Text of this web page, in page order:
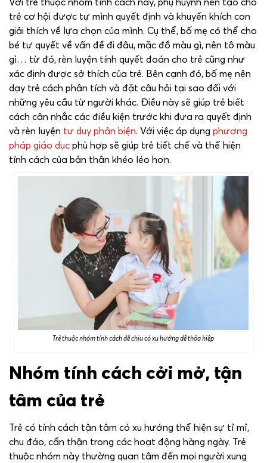
trẻ cơ hội được tự mình quyết định và khuyến khích con
giải thích về lựa chọn của mình. Cụ thể, bố mẹ có thể cho
bé tự quyết về vấn đề đi đâu, mặc đồ màu gì, nên tô màu
gì… từ đó, rèn luyện tính quyết đoán cho trẻ cũng như
xác định được sở thích của trẻ. Bên cạnh đó, bố mẹ nên
dạy trẻ cách phân tích và đặt câu hỏi tại sao đối với
những yêu cầu từ người khác. Điều này sẽ giúp trẻ biết
cách cân nhắc các điều kiện trước khi đưa ra quyết định
và rèn luyện tư duy phản biện. Với việc áp dụng phương
pháp giáo dục phù hợp sẽ giúp trẻ tiết chế và thể hiện
tính cách của bản thân khéo léo hơn.
Trẻ thuộc nhóm tính cách dễ chịu có xu hướng dễ thỏa hiệp
Nhóm tính cách cởi mở, tận
tâm của trẻ
Trẻ có tính cách tận tâm có xu hướng thể hiện sự tỉ mỉ,
chu đáo, cẩn thận trong các hoạt động hàng ngày. Trẻ
thuộc nhóm này thường quan tâm đến mọi người xung